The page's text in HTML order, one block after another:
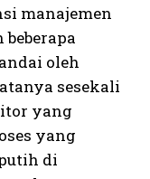
manajemen
oleh
sesekali
yang
yang
di